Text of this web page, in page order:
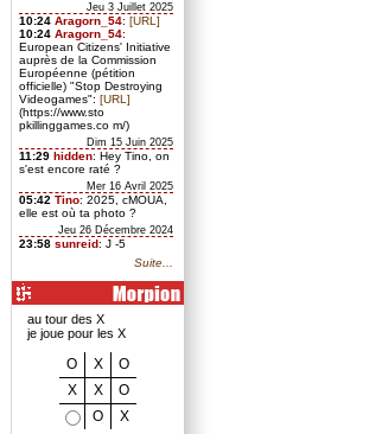
Jeu 3 Juillet 2025
10:24 Aragorn_54: [URL]
10:24 Aragorn_54:
European Citizens' Initiative
auprès de la Commission
Européenne (pétition
officielle) "Stop Destroying
Videogames": [URL]
(https://www.sto
pkillinggames.co m/)
Dim 15 Juin 2025
11:29 hidden: Hey Tino, on
s'est encore raté ?
Mer 16 Avril 2025
05:42 Tino: 2025, cMOUA,
elle est où ta photo ?
Jeu 26 Décembre 2024
23:58 sunreid: J -5
Suite...
au tour des X
je joue pour les X
O X
O
X
X
O
O
X